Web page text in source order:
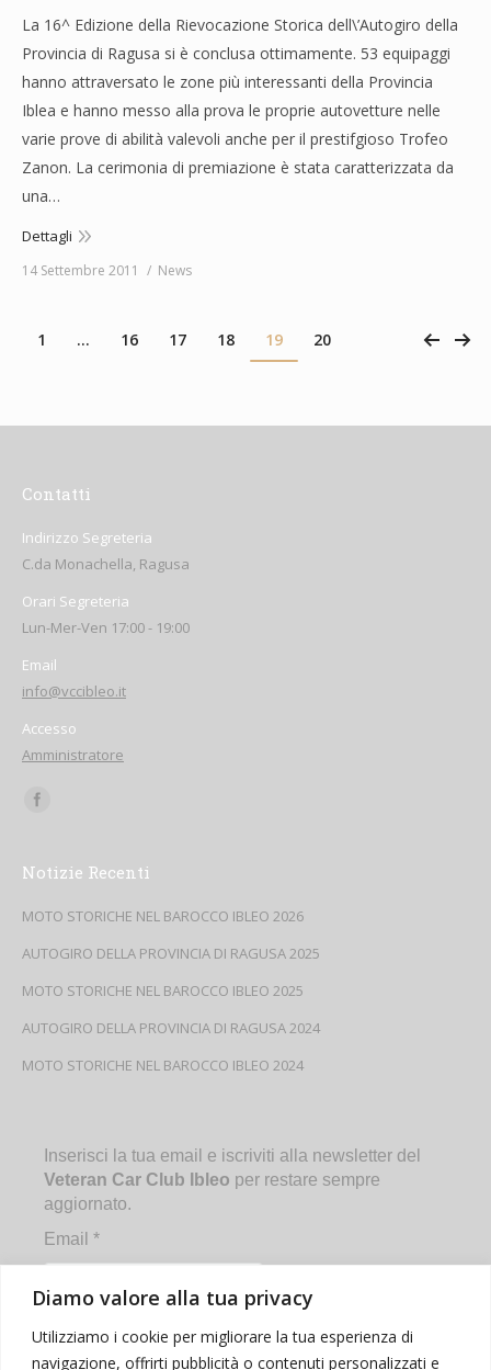
Diamo valore alla tua privacy
Utilizziamo i cookie per migliorare la tua esperienza di
navigazione, offrirti pubblicità o contenuti personalizzati e
La 16^ Edizione della Rievocazione Storica dell\’Autogiro della
Provincia di Ragusa si è conclusa ottimamente. 53 equipaggi
hanno attraversato le zone più interessanti della Provincia
Iblea e hanno messo alla prova le proprie autovetture nelle
varie prove di abilità valevoli anche per il prestifgioso Trofeo
Zanon. La cerimonia di premiazione è stata caratterizzata da
una…
Dettagli
14 Settembre 2011 News
1 … 16 17 18 19 20
Contatti
Indirizzo Segreteria
C.da Monachella, Ragusa
Orari Segreteria
Lun-Mer-Ven 17:00 - 19:00
Email
info@vccibleo.it
Accesso
Amministratore
Find us on:
Notizie Recenti
MOTO STORICHE NEL BAROCCO IBLEO 2026
AUTOGIRO DELLA PROVINCIA DI RAGUSA 2025
MOTO STORICHE NEL BAROCCO IBLEO 2025
AUTOGIRO DELLA PROVINCIA DI RAGUSA 2024
MOTO STORICHE NEL BAROCCO IBLEO 2024
Inserisci la tua email e iscriviti alla newsletter del
Veteran Car Club Ibleo per restare sempre
aggiornato.
Email *